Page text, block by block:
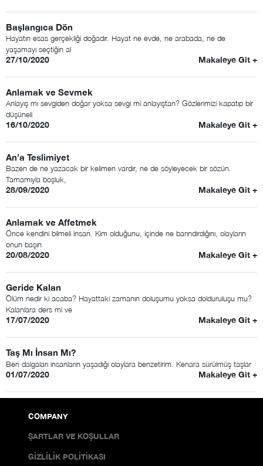
Başlangıca Dön
Hayatın esas gerçekliği doğadır. Hayat ne evde, ne arabada, ne de
yaşamayı seçtiğin al
27/10/2020 Makaleye Git +
Anlamak ve Sevmek
Anlayış mı sevgiden doğar yoksa sevgi mi anlayıştan? Gözlerimizi kapatıp bir
düşüneli
16/10/2020 Makaleye Git +
An’a Teslimiyet
Bazen de ne yazacak bir kelimen vardır, ne de söyleyecek bir sözün.
Tamamıyla boşluk,
28/09/2020 Makaleye Git +
Anlamak ve Affetmek
Önce kendini bilmeli insan. Kim olduğunu, içinde ne barındırdığını, olayların
onun başın
20/08/2020 Makaleye Git +
Geride Kalan
Ölüm nedir ki acaba? Hayattaki zamanın doluşumu yoksa dolduruluşu mu?
Kalanlara ders mi ve
17/07/2020 Makaleye Git +
Taş Mı İnsan Mı?
Ben dalgaları insanların yaşadığı olaylara benzetirim. Kenara sürülmüş taşlar
01/07/2020 Makaleye Git +
COMPANY
ŞARTLAR VE KOŞULLAR
GİZLİLİK POLİTİKASI